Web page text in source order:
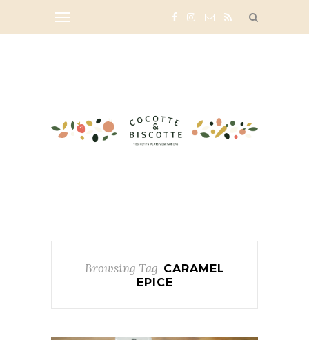
Browsing Tag CARAMEL
EPICE